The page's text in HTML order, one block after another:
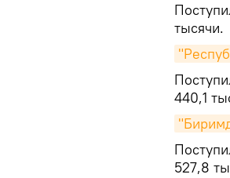
тысячи.
440,1
527,8